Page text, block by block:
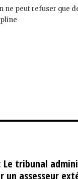
peut refuser que
Le tribunal
un assesseur